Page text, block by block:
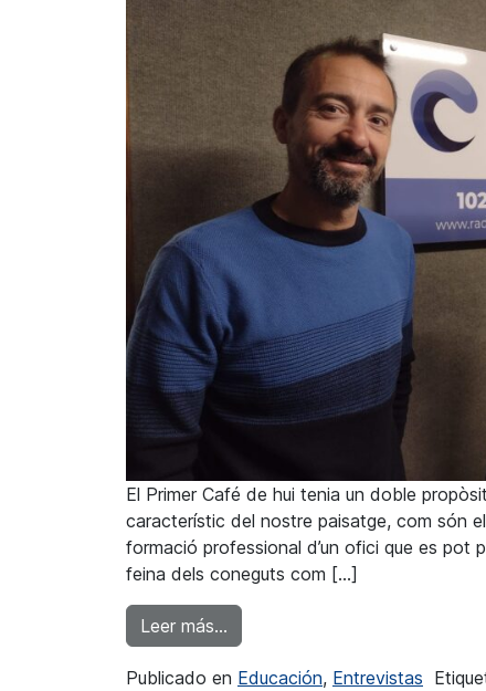
El Primer Café de hui tenia un doble
característic del nostre paisatge, com són
formació professional d’un ofici que es pot
feina dels coneguts com […]
Leer más… from Vicent Jordà: “Alumnat
Publicado en Educación, Entrevistas